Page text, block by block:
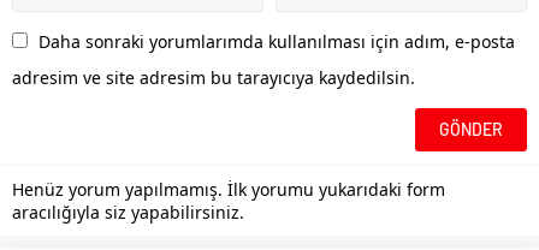
Daha sonraki yorumlarımda kullanılması için adım, e-posta
adresim ve site adresim bu tarayıcıya kaydedilsin.
Henüz yorum yapılmamış. İlk yorumu yukarıdaki form
aracılığıyla siz yapabilirsiniz.